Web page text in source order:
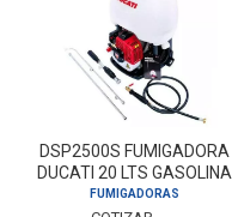
DSP2500S FUMIGADORA
DUCATI 20 LTS GASOLINA
FUMIGADORAS